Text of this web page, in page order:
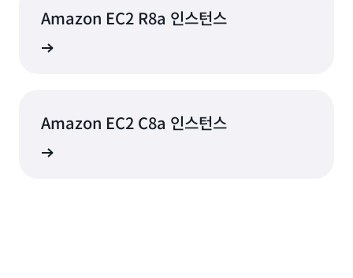
Amazon EC2 R8a 인스턴스
Amazon EC2 C8a 인스턴스